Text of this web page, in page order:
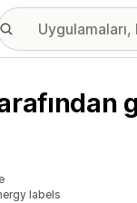
labels